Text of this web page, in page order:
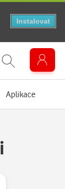
Aplikace
Instalovat